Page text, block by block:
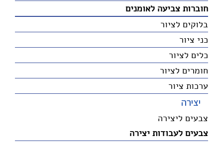
חוברות צביעה לאומנים
בלוקים לציור
כני ציור
כלים לציור
חומרים לציור
ערכות ציור
יצירה
צבעים ליצירה
צבעים לעבודות יצירה